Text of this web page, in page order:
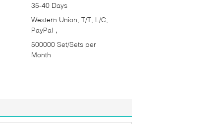
35-40 Days
Western Union, T/T, L/C,
PayPal，
500000 Set/Sets per
Month